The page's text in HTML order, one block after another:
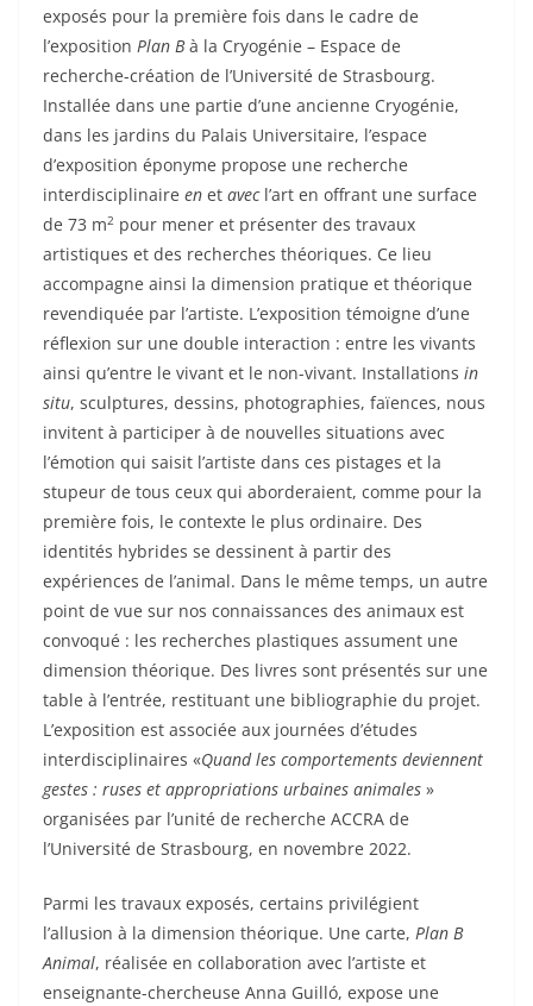
exposés pour la première fois dans le cadre de
l’exposition Plan Bà la Cryogénie – Espace de
recherche-création de l’Université de Strasbourg.
Installée dans une partie d’une ancienne Cryogénie,
dans les jardins du Palais Universitaire, l’espace
d’exposition éponyme propose une recherche
interdisciplinaire en et avecl’art en offrant une surface
de 73 m2 pour mener et présenter des travaux
artistiques et des recherches théoriques. Ce lieu
accompagne ainsi la dimension pratique et théorique
revendiquée par l’artiste. L’exposition témoigne d’une
réflexion sur une double interaction : entre les vivants
ainsi qu’entre le vivant et le non-vivant. Installations in
situ, sculptures, dessins, photographies, faïences, nous
invitent à participer à de nouvelles situations avec
l’émotion qui saisit l’artiste dans ces pistages et la
stupeur de tous ceux qui aborderaient, comme pour la
première fois, le contexte le plus ordinaire. Des
identités hybrides se dessinent à partir des
expériences de l’animal. Dans le même temps, un autre
point de vue sur nos connaissances des animaux est
convoqué : les recherches plastiques assument une
dimension théorique. Des livres sont présentés sur une
table à l’entrée, restituant une bibliographie du projet.
L’exposition est associée aux journées d’études
interdisciplinaires «Quand les comportements deviennent
gestes : ruses et appropriations urbaines animales »
organisées par l’unité de recherche ACCRA de
l’Université de Strasbourg, en novembre 2022.
Parmi les travaux exposés, certains privilégient
l’allusion à la dimension théorique. Une carte, Plan B
Animal, réalisée en collaboration avec l’artiste et
enseignante-chercheuse Anna Guilló, expose une